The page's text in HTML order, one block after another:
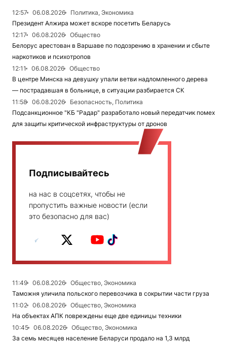
12:57 06.08.2026
Политика, Экономика
Президент Алжира может вскоре посетить Беларусь
12:17
06.08.2026
Общество
Белорус арестован в Варшаве по подозрению в хранении и сбыте
наркотиков и психотропов
12:11
06.08.2026
Общество
В центре Минска на девушку упали ветви надломленного дерева
— пострадавшая в больнице, в ситуации разбирается СК
11:58
06.08.2026
Безопасность, Политика
Подсанкционное "КБ "Радар" разработало новый передатчик помех
для защиты критической инфраструктуры от дронов
Подписывайтесь
на нас в соцсетях, чтобы не
пропустить важные новости (если
это безопасно для вас)
11:49 06.08.2026
Общество, Экономика
Таможня уличила польского перевозчика в сокрытии части груза
11:02
06.08.2026
Общество, Экономика
На объектах АПК повреждены еще две единицы техники
10:45
06.08.2026
Общество, Экономика
За семь месяцев население Беларуси продало на 1,3 млрд